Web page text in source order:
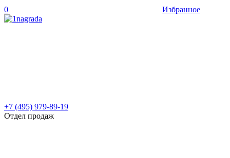
0 Избранное
+7 (495) 979-89-19
Отдел продаж